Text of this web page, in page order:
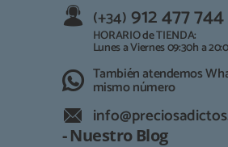
(+34) 912 477 744
HORARIO de TIENDA:
Lunes a Viernes 09:30h a
También atendemos
mismo número
- Nuestro Blog